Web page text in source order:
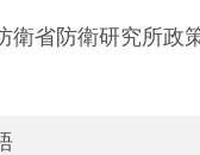
衛省防衛研究所政